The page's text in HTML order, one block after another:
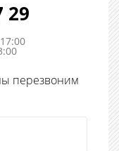
29
перезвоним